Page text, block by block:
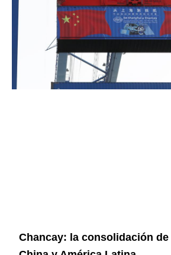
Chancay: la consolidación